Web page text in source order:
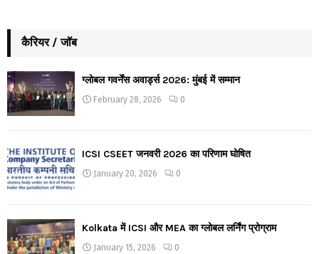
कैरियर / जॉब
ग्लोबल गवर्नेंस अवार्ड्स 2026: मुंबई में सम्मान
February 28, 2026 0
ICSI CSEET जनवरी 2026 का परिणाम घोषित
January 20, 2026 0
Kolkata में ICSI और MEA का ग्लोबल लर्निंग प्रोग्राम
January 15, 2026 0